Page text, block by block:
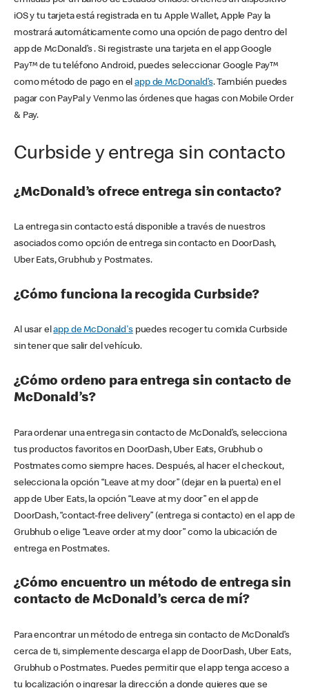
iOS y tu tarjeta está registrada en tu Apple Wallet, Apple Pay la
mostrará automáticamente como una opción de pago dentro del
app de McDonald’s . Si registraste una tarjeta en el app Google
Pay™ de tu teléfono Android, puedes seleccionar Google Pay™
como método de pago en elapp de McDonald’s. También puedes
pagar con PayPal y Venmo las órdenes que hagas con Mobile Order
& Pay.
Curbside y entrega sin contacto
¿McDonald’s ofrece entrega sin contacto?
La entrega sin contacto está disponible a través de nuestros
asociados como opción de entrega sin contacto en DoorDash,
Uber Eats, Grubhub y Postmates.
¿Cómo funciona la recogida Curbside?
Al usar elapp de McDonald'spuedes recoger tu comida Curbside
sin tener que salir del vehículo.
¿Cómo ordeno para entrega sin contacto de
McDonald’s?
Para ordenar una entrega sin contacto de McDonald’s, selecciona
tus productos favoritos en DoorDash, Uber Eats, Grubhub o
Postmates como siempre haces. Después, al hacer el checkout,
selecciona la opción “Leave at my door” (dejar en la puerta) en el
app de Uber Eats, la opción “Leave at my door” en el app de
DoorDash, “contact-free delivery” (entrega si contacto) en el app de
Grubhub o elige “Leave order at my door” como la ubicación de
entrega en Postmates.
¿Cómo encuentro un método de entrega sin
contacto de McDonald’s cerca de mí?
Para encontrar un método de entrega sin contacto de McDonald’s
cerca de ti, simplemente descarga el app de DoorDash, Uber Eats,
Grubhub o Postmates. Puedes permitir que el app tenga acceso a
tu localización o ingresar la dirección a donde quieres que se